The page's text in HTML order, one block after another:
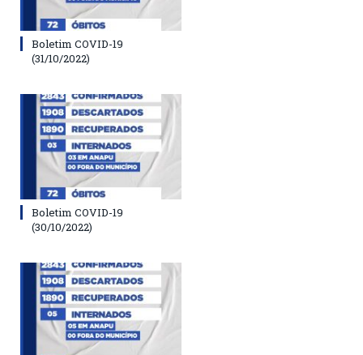
Boletim COVID-19
(31/10/2022)
Boletim COVID-19
(30/10/2022)